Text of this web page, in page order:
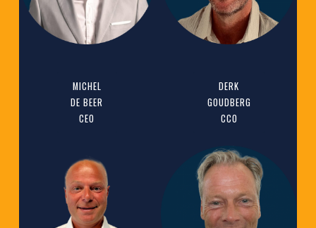
MICHEL
DE BEER
CEO
DERK
GOUDBERG
CCO